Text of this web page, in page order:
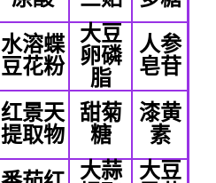
水溶蝶
豆花粉
大豆
卵磷
脂
人参
皂苷
红景天
提取物
甜菊
糖
漆黄
素
大蒜
大豆